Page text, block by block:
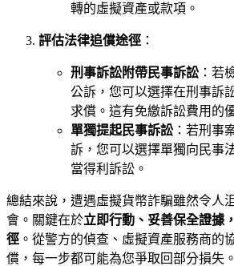
轉的虛擬資產或款項。
評估法律追償途徑 ：
刑事訴訟附帶民事訴訟：若
公訴，您可以選擇在刑事訴
求償。這有免繳訴訟費用的
單獨提起民事訴訟：若刑事
訴，您可以選擇單獨向民事
當得利訴訟。
總結來說，遭遇虛擬貨幣詐騙雖然令人
會。關鍵在於立即行動、妥善保全證據
徑 。從警方的偵查、虛擬資產服務商的
償，每一步都可能為您爭取回部分損失